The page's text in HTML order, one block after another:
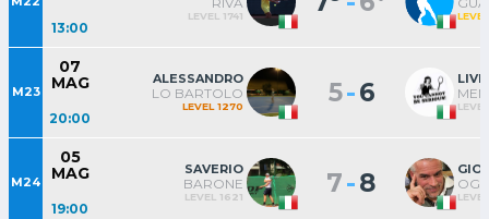
13:00
LEVEL 1741
M23
07
MAG
20:00
ALESSANDRO
LO BARTOLO
LEVEL 1270 5-6
M24
05
MAG
19:00
SAVERIO
BARONE
LEVEL 1621 7-8